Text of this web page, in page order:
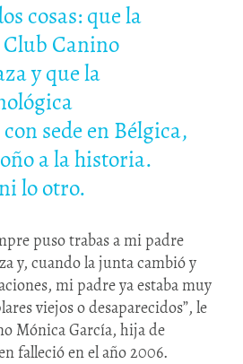
cosas: que la
Canino
y que la
sede en Bélgica,
a la historia.
lo otro.
puso trabas a mi padre
y, cuando la junta cambió y
mi padre ya estaba muy
viejos o desaparecidos”, le
Mónica García, hija de
falleció en el año 2006.